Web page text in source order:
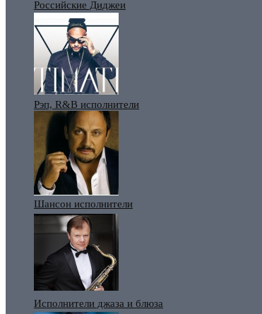
Российские Диджеи
Рэп, R&B исполнители
Шансон исполнители
Исполнители джаза и блюза